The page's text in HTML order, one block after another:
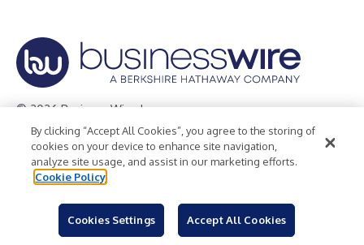
© 2026 Business Wire, Inc.
Privacy Policy Cookie Policy
Accessibility Statement
Terms of Use
Legal
By clicking “Accept All Cookies”, you agree to the storing of
cookies on your device to enhance site navigation,
analyze site usage, and assist in our marketing efforts.
Cookie Policy
Cookies Settings Accept All Cookies